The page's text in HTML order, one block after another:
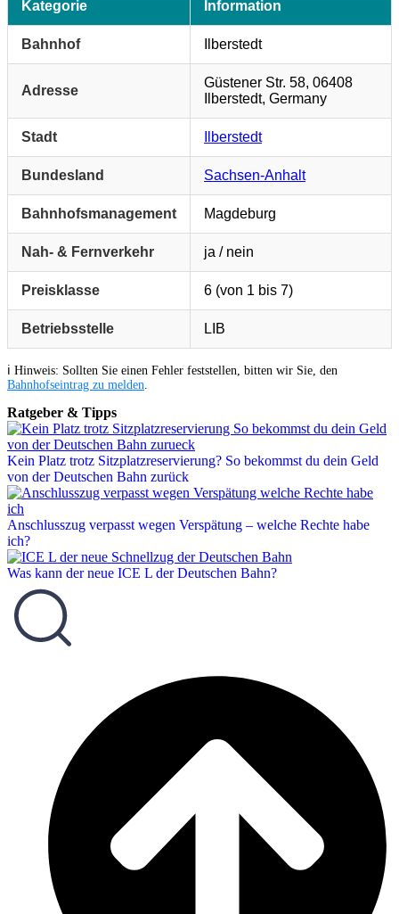
Kategorie Information
Bahnhof Ilberstedt
Adresse
Güstener Str. 58, 06408
Ilberstedt, Germany
Stadt Ilberstedt
Bundesland Sachsen-Anhalt
Bahnhofsmanagement Magdeburg
Nah- & Fernverkehr ja / nein
Preisklasse 6 (von 1 bis 7)
Betriebsstelle LIB
ℹ️ Hinweis: Sollten Sie einen Fehler feststellen, bitten wir Sie, den
Bahnhofseintrag zu melden
Ratgeber & Tipps
Kein Platz trotz Sitzplatzreservierung? So bekommst du dein Geld
von der Deutschen Bahn zurück
Anschlusszug verpasst wegen Verspätung – welche Rechte habe
ich?
Was kann der neue ICE L der Deutschen Bahn?